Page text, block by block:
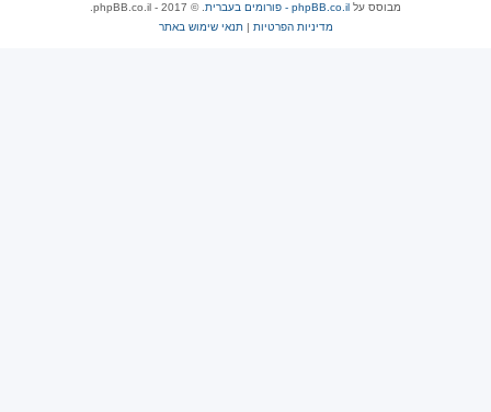
מבוסס על phpBB.co.il - פורומים בעברית
. © 2017 - phpBB.co.il.
מדיניות הפרטיות |תנאי שימוש באתר